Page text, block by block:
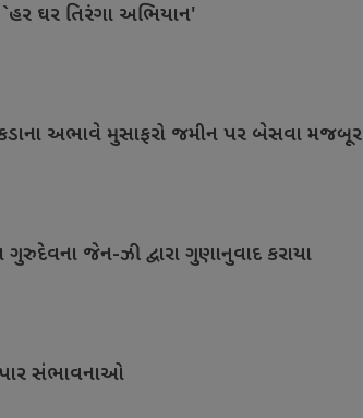
ઘર તિરંગા અભિયાન'
અભાવે મુસાફરો જમીન પર બેસવા મજબૂર
જેન-ઝી દ્વારા ગુણાનુવાદ કરાયા
અપાર સંભાવનાઓ